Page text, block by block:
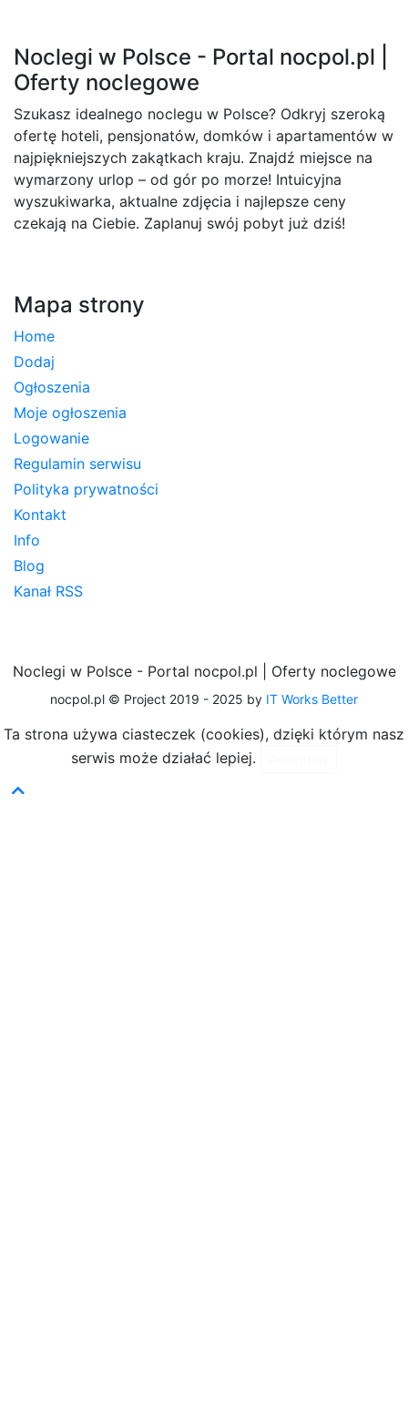
Noclegi w Polsce - Portal nocpol.pl |
Oferty noclegowe
Szukasz idealnego noclegu w Polsce? Odkryj szeroką
ofertę hoteli, pensjonatów, domków i apartamentów w
najpiękniejszych zakątkach kraju. Znajdź miejsce na
wymarzony urlop – od gór po morze! Intuicyjna
wyszukiwarka, aktualne zdjęcia i najlepsze ceny
czekają na Ciebie. Zaplanuj swój pobyt już dziś!
Mapa strony
Home
Dodaj
Ogłoszenia
Moje ogłoszenia
Logowanie
Regulamin serwisu
Polityka prywatności
Kontakt
Info
Blog
Kanał RSS
Noclegi w Polsce - Portal nocpol.pl | Oferty noclegowe
nocpol.pl © Project 2019 - 2025 by IT Works Better
Ta strona używa ciasteczek (cookies), dzięki którym nasz
serwis może działać lepiej.